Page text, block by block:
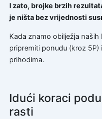
I zato, brojke brzih
je ništa bez vrijednosti
Kada znamo obilježja
pripremiti ponudu (kroz
prihodima.
Idući koraci
rasti